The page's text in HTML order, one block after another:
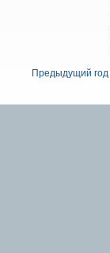
Предыдущий год